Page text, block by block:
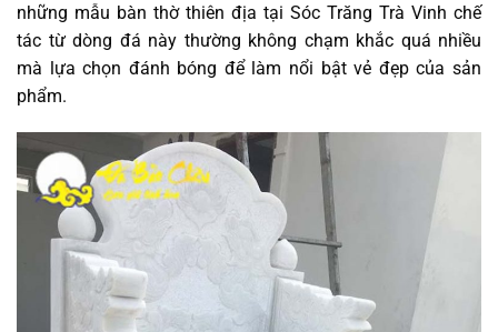
những mẫu bàn thờ thiên địa tại Sóc Trăng Trà Vinh chế
tác từ dòng đá này thường không chạm khắc quá nhiều
mà lựa chọn đánh bóng để làm nổi bật vẻ đẹp của sản
phẩm.